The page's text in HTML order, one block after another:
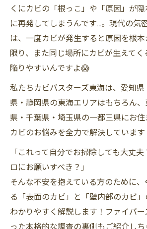
くにカビの「根っこ」や「原因」が
に再発してしまうんです…。現代の気
は、一度カビが発生すると原因を根
限り、また同じ場所にカビが生えて
陥りやすいんですよ😱
私たちカビバスターズ東海は、愛知
県・静岡県の東海エリアはもちろん
県・千葉県・埼玉県の一都三県にお
カビのお悩みを全力で解決しています
「これって自分でお掃除しても大丈
ロにお願いすべき？」
そんな不安を抱えている方のために
る「表面のカビ」と「壁内部のカビ
わかりやすく解説します！ファイバ
った本格的な調査の裏側もご紹介しち